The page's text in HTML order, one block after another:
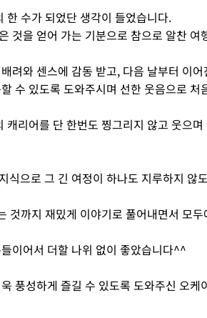
한 수가 되었단 생각이 들었습니다.
것을 얻어 가는 기분으로 참으로 알찬 여
려와 센스에 감동 받고, 다음 날부터 이
수 있도록 도와주시며 선한 웃음으로 처
리어를 단 한번도 찡그리지 않고 웃으
으로 그 긴 여정이 하나도 지루하지 않
것까지 재밌게 이야기로 풀어내면서 모
이어서 더할 나위 없이 좋았습니다^^
풍성하게 즐길 수 있도록 도와주신 오